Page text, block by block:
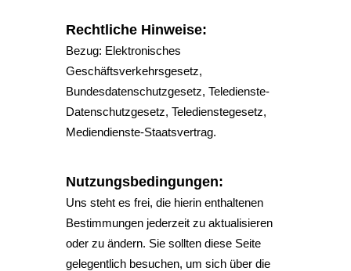
Rechtliche Hinweise:
Bezug: Elektronisches
Geschäftsverkehrsgesetz,
Bundesdatenschutzgesetz, Teledienste-
Datenschutzgesetz, Teledienstegesetz,
Mediendienste-Staatsvertrag.
Nutzungsbedingungen:
Uns steht es frei, die hierin enthaltenen
Bestimmungen jederzeit zu aktualisieren
oder zu ändern. Sie sollten diese Seite
gelegentlich besuchen, um sich über die